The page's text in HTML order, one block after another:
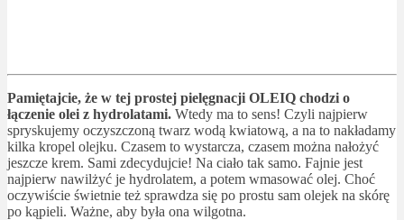
Pamiętajcie, że w tej prostej pielęgnacji OLEIQ chodzi o
łączenie olei z hydrolatami. Wtedy ma to sens! Czyli najpierw
spryskujemy oczyszczoną twarz wodą kwiatową, a na to nakładamy
kilka kropel olejku. Czasem to wystarcza, czasem można nałożyć
jeszcze krem. Sami zdecydujcie! Na ciało tak samo. Fajnie jest
najpierw nawilżyć je hydrolatem, a potem wmasować olej. Choć
oczywiście świetnie też sprawdza się po prostu sam olejek na skórę
po kąpieli. Ważne, aby była ona wilgotna.